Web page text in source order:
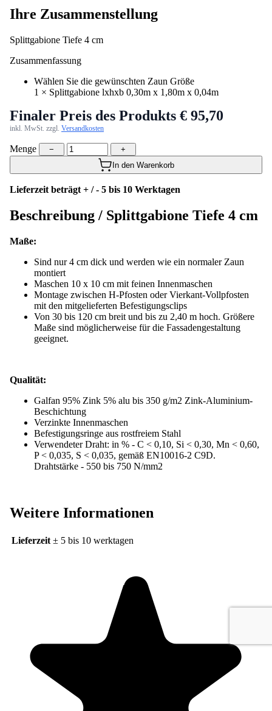
Ihre Zusammenstellung
Splittgabione Tiefe 4 cm
Zusammenfassung
Wählen Sie die gewünschten Zaun Größe
1 × Splittgabione lxhxb 0,30m x 1,80m x 0,04m
Finaler Preis des Produkts € 95,70
inkl. MwSt. zzgl. Versandkosten
Menge −
+
In den Warenkorb
Lieferzeit beträgt + / - 5 bis 10 Werktagen
Beschreibung / Splittgabione Tiefe 4 cm
Maße:
Sind nur 4 cm dick und werden wie ein normaler Zaun
montiert
Maschen 10 x 10 cm mit feinen Innenmaschen
Montage zwischen H-Pfosten oder Vierkant-Vollpfosten
mit den mitgelieferten Befestigungsclips
Von 30 bis 120 cm breit und bis zu 2,40 m hoch. Größere
Maße sind möglicherweise für die Fassadengestaltung
geeignet.
Qualität:
Galfan 95% Zink 5% alu bis 350 g/m2 Zink-Aluminium-
Beschichtung
Verzinkte Innenmaschen
Befestigungsringe aus rostfreiem Stahl
Verwendeter Draht: in % - C < 0,10, Si < 0,30, Mn < 0,60,
P < 0,035, S < 0,035, gemäß EN10016-2 C9D.
Drahtstärke - 550 bis 750 N/mm2
Weitere Informationen
Lieferzeit ± 5 bis 10 werktagen